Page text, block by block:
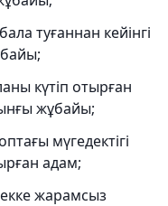
туғаннан кейінгі
күтіп отырған
жұбайы;
мүгедектігі
адам;
жарамсыз